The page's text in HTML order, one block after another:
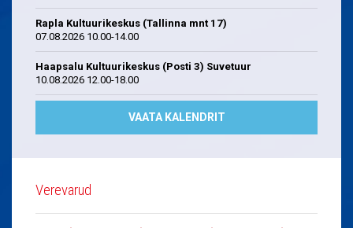
Rapla Kultuurikeskus (Tallinna mnt 17)
07.08.2026 10.00-14.00
Haapsalu Kultuurikeskus (Posti 3) Suvetuur
10.08.2026 12.00-18.00
VAATA KALENDRIT
Verevarud